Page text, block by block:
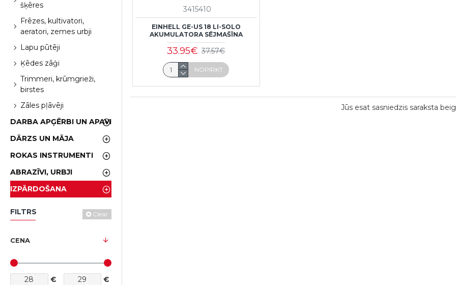
šķēres
Frēzes, kultivatori,
aeratori, zemes urbji
Lapu pūtēji
Ķēdes zāģi
Trimmeri, krūmgrieži,
birstes
Zāles pļāvēji
DARBA APĢĒRBI UN APAVI
DĀRZS UN MĀJA
ROKAS INSTRUMENTI
ABRAZĪVI, URBJI
IZPĀRDOŠANA
FILTRS Clear
CENA
€ €
3415410
EINHELL GE-US 18 LI-SOLO
AKUMULATORA SĒJMAŠĪNA
33.95€ 37.57€
NOPIRKT
Jūs esat sasniedzis saraksta